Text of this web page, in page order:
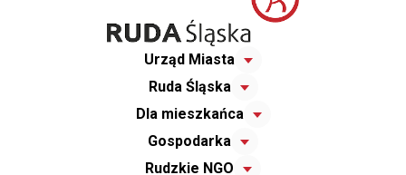
Urząd Miasta
Ruda Śląska
Dla mieszkańca
Gospodarka
Rudzkie NGO